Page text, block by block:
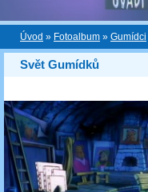
Úvod » Fotoalbum » Gumídci
Svět Gumídků